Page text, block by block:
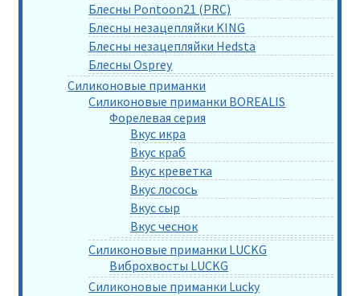
Блесны Pontoon21 (PRC)
Блесны незацепляйки KING
Блесны незацепляйки Hedsta
Блесны Osprey
Силиконовые приманки
Силиконовые приманки BOREALIS
Форелевая серия
Вкус икра
Вкус краб
Вкус креветка
Вкус лосось
Вкус сыр
Вкус чеснок
Силиконовые приманки LUCKG
Виброхвосты LUCKG
Силиконовые приманки Lucky